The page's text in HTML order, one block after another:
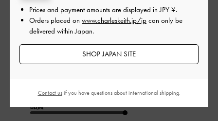
底の部分に金具が付いてたら、良かった…
サイズ: |
デザイン
品質
Prices and payment amounts are displayed inJPY ¥.
Orders placed on www.charleskeith.jp/jp can only be
delivered within Japan.
SHOP JAPAN SITE
Contact usif you have questions about international shipping.